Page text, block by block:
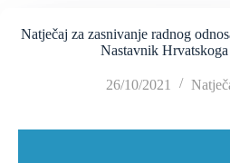
Natječaj za zasnivanje radnog
Nastavnik
26/10/2021